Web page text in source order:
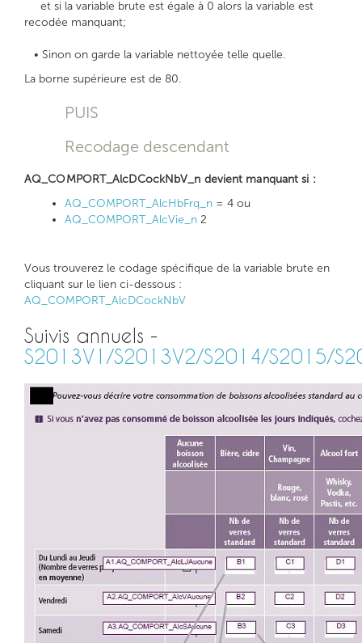
et si la variable brute est égale à 0 alors la variable est
recodée manquant;
• Sinon on garde la variable nettoyée telle quelle.
La borne supérieure est de 80.
PUIS
Recodage descendant
AQ_COMPORT_AlcDCockNbV_n devient manquant si :
AQ_COMPORT_AlcHbFrq_n = 4 ou
AQ_COMPORT_AlcVie_n 2
Vous trouverez le codage spécifique de la variable brute en
cliquant sur le lien ci-dessous :
AQ_COMPORT_AlcDCockNbV
Suivis annuels -
S2013V1/S2013V2/S2014/S2015/